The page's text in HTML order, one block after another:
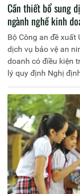
Cần thiết bổ sung
ngành nghề kinh
Bộ Công an đề xuất
dịch vụ bảo vệ an
doanh có điều kiện
lý quy định Nghị
kinh doanh sản